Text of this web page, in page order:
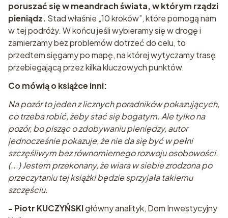
poruszać się w meandrach świata, w którym rządzi
pieniądz. Stad właśnie „10 kroków”, które pomogą nam
w tej podróży. W końcu jeśli wybieramy się w drogę i
zamierzamy bez problemów dotrzeć do celu, to
przedtem sięgamy po mapę, na której wytyczamy trasę
przebiegającą przez kilka kluczowych punktów.
Co mówią o książce inni:
Na pozór to jeden z licznych poradników pokazujących,
co trzeba robić, żeby stać się bogatym. Ale tylko na
pozór, bo pisząc o zdobywaniu pieniędzy, autor
jednocześnie pokazuje, że nie da się być w pełni
szczęśliwym bez równomiernego rozwoju osobowości.
(...) Jestem przekonany, że wiara w siebie zrodzona po
przeczytaniu tej książki będzie sprzyjała takiemu
szczęściu.
- Piotr KUCZYŃSKIgłówny analityk, Dom Inwestycyjny